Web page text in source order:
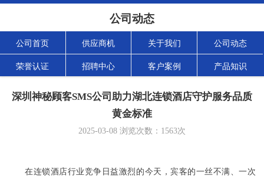
公司动态
公司首页 供应商机 关于我们 公司动态
荣誉认证 招聘中心 客户案例 产品知识
深圳神秘顾客SMS公司助力湖北连锁酒店守护服务品质
黄金标准
2025-03-08 浏览次数： 1563次
在连锁酒店行业竞争日益激烈的今天，宾客的一丝不满、一次